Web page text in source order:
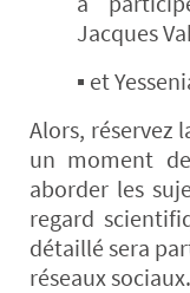
Jacques
▪ et
Alors, réservez
un moment
aborder les
regard
détaillé sera
réseaux sociaux.